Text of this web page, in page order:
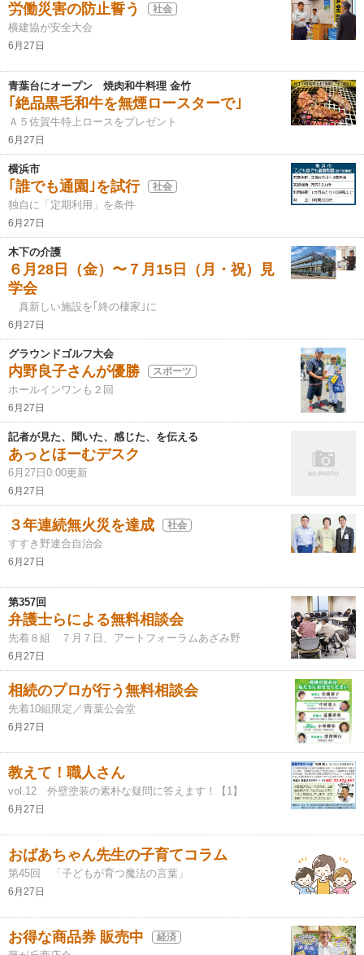
労働災害の防止誓う 社会
横建協が安全大会
6月27日
青葉台にオープン 焼肉和牛料理 金竹
｢絶品黒毛和牛を無煙ロースターで｣
Ａ５佐賀牛特上ロースをプレゼント
6月27日
横浜市
｢誰でも通園｣を試行 社会
独自に「定期利用」を条件
6月27日
木下の介護
６月28日（金）〜７月15日（月・祝）見
学会
真新しい施設を｢終の棲家｣に
6月27日
グラウンドゴルフ大会
内野良子さんが優勝 スポーツ
ホールインワンも２回
6月27日
記者が見た、聞いた、感じた、を伝える
あっとほーむデスク
6月27日0:00更新
6月27日
３年連続無火災を達成 社会
すすき野連合自治会
6月27日
第357回
弁護士らによる無料相談会
先着８組 ７月７日、アートフォーラムあざみ野
6月27日
相続のプロが行う無料相談会
先着10組限定／青葉公会堂
6月27日
教えて！職人さん
vol.12 外壁塗装の素朴な疑問に答えます！【1】
6月27日
おばあちゃん先生の子育てコラム
第45回 「子どもが育つ魔法の言葉」
6月27日
お得な商品券 販売中 経済